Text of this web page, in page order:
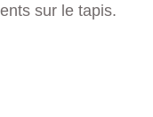
sur le tapis.